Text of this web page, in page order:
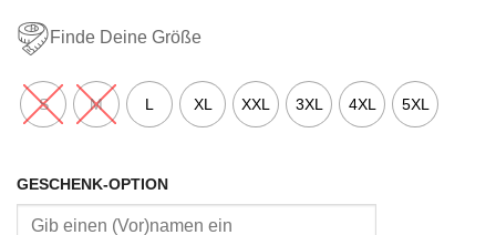
Finde Deine Größe
S M L XL XXL 3XL 4XL 5XL
GESCHENK-OPTION